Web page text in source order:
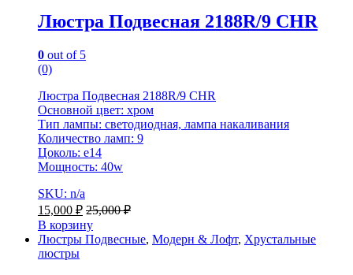
Люстра Подвесная 2188R/9 CHR
0 out of 5
(0)
Люстра Подвесная 2188R/9 CHR
Основной цвет: хром
Тип лампы: светодиодная, лампа накаливания
Количество ламп: 9
Цоколь: e14
Мощность: 40w
SKU: n/a
15,000 ₽ 25,000₽
В корзину
Люстры Подвесные, Модерн & Лофт, Хрустальные
люстры